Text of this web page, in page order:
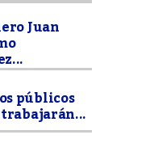
Juan
públicos